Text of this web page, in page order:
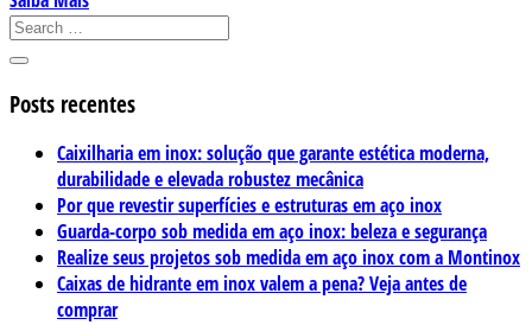
Posts recentes
Caixilharia em inox: solução que garante estética moderna,
durabilidade e elevada robustez mecânica
Por que revestir superfícies e estruturas em aço inox
Guarda-corpo sob medida em aço inox: beleza e segurança
Realize seus projetos sob medida em aço inox com a Montinox
Caixas de hidrante em inox valem a pena? Veja antes de
comprar